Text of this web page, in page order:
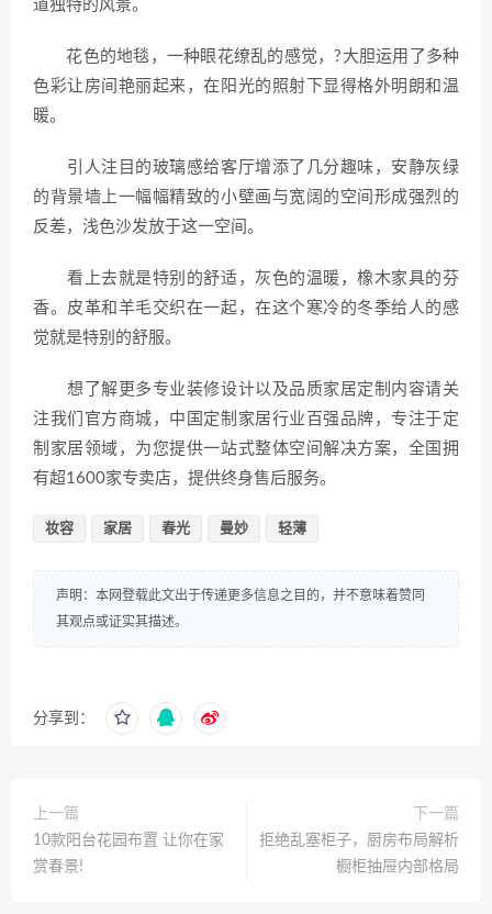
道独特的风景。
花色的地毯，一种眼花缭乱的感觉，?大胆运用了多种
色彩让房间艳丽起来，在阳光的照射下显得格外明朗和温
暖。
引人注目的玻璃感给客厅增添了几分趣味，安静灰绿
的背景墙上一幅幅精致的小壁画与宽阔的空间形成强烈的
反差，浅色沙发放于这一空间。
看上去就是特别的舒适，灰色的温暖，橡木家具的芬
香。皮革和羊毛交织在一起，在这个寒冷的冬季给人的感
觉就是特别的舒服。
想了解更多专业装修设计以及品质家居定制内容请关
注我们官方商城，中国定制家居行业百强品牌，专注于定
制家居领域，为您提供一站式整体空间解决方案，全国拥
有超1600家专卖店，提供终身售后服务。
妆容 家居 春光 曼妙 轻薄
声明：本网登载此文出于传递更多信息之目的，并不意味着赞同
其观点或证实其描述。
分享到：
上一篇
10款阳台花园布置 让你在家
赏春景!
下一篇
拒绝乱塞柜子，厨房布局解析
橱柜抽屉内部格局